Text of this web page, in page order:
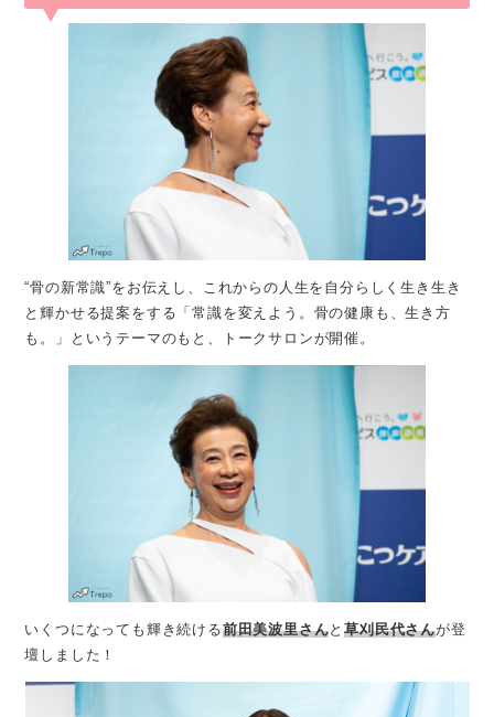
“骨の新常識”をお伝えし、これからの人生を自分らしく生き生き
と輝かせる提案をする「常識を変えよう。骨の健康も、生き方
も。」というテーマのもと、トークサロンが開催。
いくつになっても輝き続ける前田美波里さんと草刈民代さんが登
壇しました！